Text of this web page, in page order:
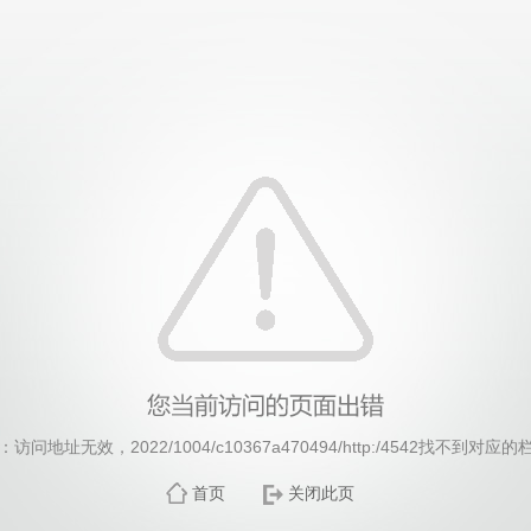
访问地址无效，2022/1004/c10367a470494/http:/4542找不到对应的
首页 关闭此页